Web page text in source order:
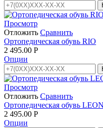
Просмотр
Отложить Сравнить
Ортопедическая обувь RIO
2 495.00 Р
Опции
Просмотр
Отложить Сравнить
Ортопедическая обувь LEON
2 495.00 Р
Опции